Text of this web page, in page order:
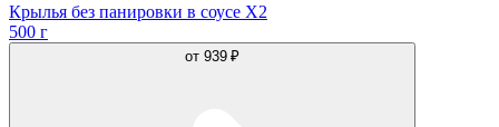
Крылья без панировки в соусе Х2
500 г
от 939 ₽